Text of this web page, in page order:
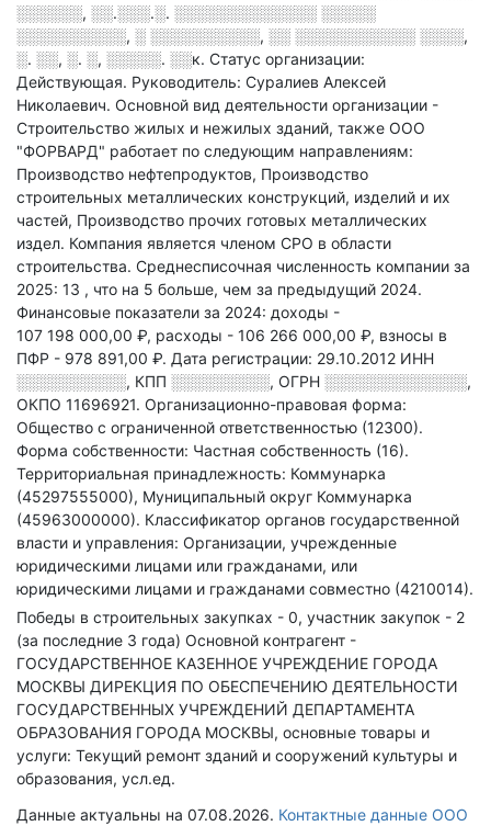
░░░░░░, ░░.░░░.░. ░░░░░░░░░░░░░ ░░░░░
░░░░░░░░░░, ░ ░░░░░░░░░░, ░░ ░░░░░░░░░░░ ░░░░,
░. ░░, ░. ░, ░░░░░. ░░к. Статус организации:
Действующая. Руководитель: Суралиев Алексей
Николаевич. Основной вид деятельности организации -
Строительство жилых и нежилых зданий, также ООО
"ФОРВАРД" работает по следующим направлениям:
Производство нефтепродуктов, Производство
строительных металлических конструкций, изделий и их
частей, Производство прочих готовых металлических
издел. Компания является членом СРО в области
строительства. Среднесписочная численность компании за
2025: 13 , что на 5 больше, чем за предыдущий 2024.
Финансовые показатели за 2024: доходы -
107 198 000,00 ₽, расходы - 106 266 000,00 ₽, взносы в
ПФР - 978 891,00 ₽. Дата регистрации: 29.10.2012 ИНН
░░░░░░░░░░, КПП ░░░░░░░░░, ОГРН ░░░░░░░░░░░░░,
ОКПО 11696921. Организационно-правовая форма:
Общество с ограниченной ответственностью (12300).
Форма собственности: Частная собственность (16).
Территориальная принадлежность: Коммунарка
(45297555000), Муниципальный округ Коммунарка
(45963000000). Классификатор органов государственной
власти и управления: Организации, учрежденные
юридическими лицами или гражданами, или
юридическими лицами и гражданами совместно (4210014).
Победы в строительных закупках - 0, участник закупок - 2
(за последние 3 года) Основной контрагент -
ГОСУДАРСТВЕННОЕ КАЗЕННОЕ УЧРЕЖДЕНИЕ ГОРОДА
МОСКВЫ ДИРЕКЦИЯ ПО ОБЕСПЕЧЕНИЮ ДЕЯТЕЛЬНОСТИ
ГОСУДАРСТВЕННЫХ УЧРЕЖДЕНИЙ ДЕПАРТАМЕНТА
ОБРАЗОВАНИЯ ГОРОДА МОСКВЫ, основные товары и
услуги: Текущий ремонт зданий и сооружений культуры и
образования, усл.ед.
Данные актуальны на 07.08.2026. Контактные данные ООО